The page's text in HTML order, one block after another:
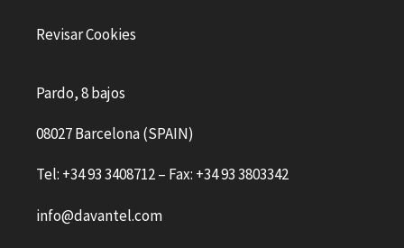
Revisar Cookies
Pardo, 8 bajos
08027 Barcelona (SPAIN)
Tel: +34 93 3408712 – Fax: +34 93 3803342
info@davantel.com